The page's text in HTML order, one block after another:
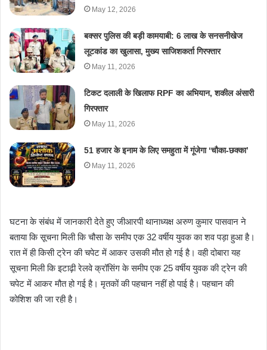
May 12, 2026
बक्सर पुलिस की बड़ी कामयाबी: 6 लाख के सनसनीखेज
लूटकांड का खुलासा, मुख्य साजिशकर्ता गिरफ्तार
May 11, 2026
टिकट दलाली के खिलाफ RPF का अभियान, शकील अंसारी
गिरफ्तार
May 11, 2026
51 हजार के इनाम के लिए समहुता में गूंजेगा ‘चौका-छक्का’
May 11, 2026
घटना के संबंध में जानकारी देते हुए जीआरपी थानाध्यक्ष अरुण कुमार पासवान ने
बताया कि सूचना मिली कि चौसा के समीप एक 32 वर्षीय युवक का शव पड़ा हुआ है।
रात में ही किसी ट्रेन की चपेट में आकर उसकी मौत हो गई है। वही दोबारा यह
सूचना मिली कि इटाढ़ी रेलवे क्रॉसिंग के समीप एक 25 वर्षीय युवक की ट्रेन की
चपेट में आकर मौत हो गई है। मृतकों की पहचान नहीं हो पाई है। पहचान की
कोशिश की जा रही है।